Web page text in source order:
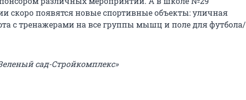
скоро появятся новые спортивные объекты: уличная
с тренажерами на все группы мышц и поле для футбола/
сад-Стройкомплекс»